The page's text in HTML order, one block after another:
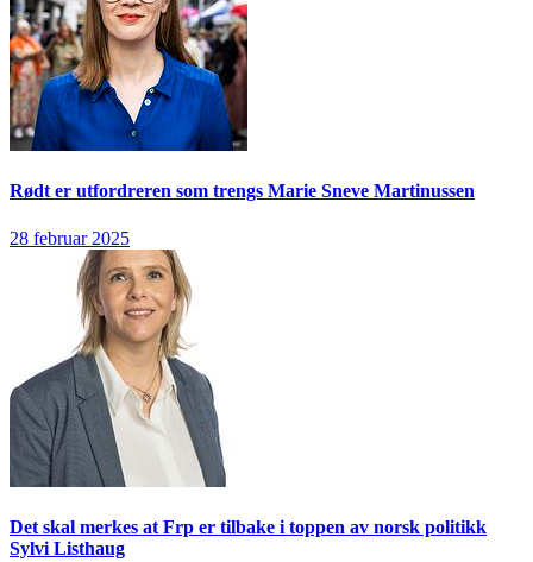
Rødt er utfordreren som trengs Marie Sneve Martinussen
28 februar 2025
Det skal merkes at Frp er tilbake i toppen av norsk politikk
Sylvi Listhaug